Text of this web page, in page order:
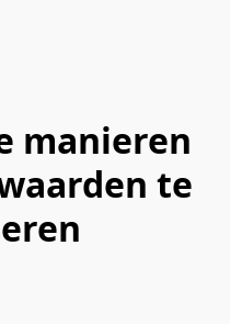
manieren
te